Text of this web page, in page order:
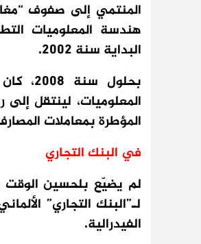
المنتمي إلى صفوف
هندسة المعلوميات
البداية سنة 2002.
المعلوميات، لينتقل
المؤطرة بمعاملات
في البنك التجاري
لم يضيّع بلحسين
لـ”البنك التجاري”
الفيدرالية.